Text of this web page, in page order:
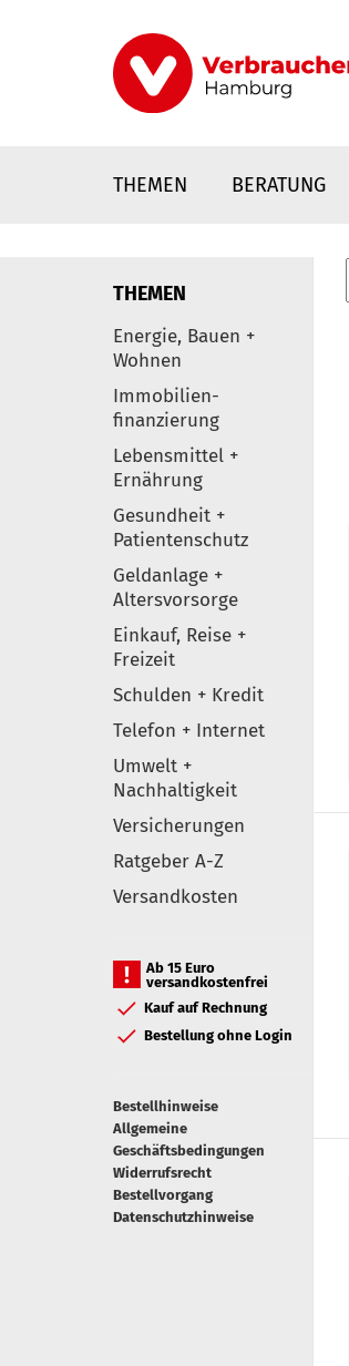
THEMEN BERATUNG
Elemente
THEMEN
Energie, Bauen +
Wohnen
Immobilien-
finanzierung
Lebensmittel +
Ernährung
Gesundheit +
Patientenschutz
Geldanlage +
Altersvorsorge
Einkauf, Reise +
Freizeit
Schulden + Kredit
Telefon + Internet
Umwelt +
Nachhaltigkeit
Versicherungen
Ratgeber A-Z
Versandkosten
Ab 15 Euro
versandkostenfrei
Kauf auf Rechnung
Bestellung ohne Login
Bestellhinweise
Allgemeine
Geschäftsbedingungen
Widerrufsrecht
Bestellvorgang
Datenschutzhinweise